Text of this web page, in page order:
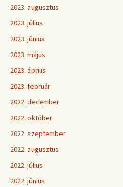
2023. augusztus
2023. július
2023. június
2023. május
2023. április
2023. február
2022. december
2022. október
2022. szeptember
2022. augusztus
2022. július
2022. június